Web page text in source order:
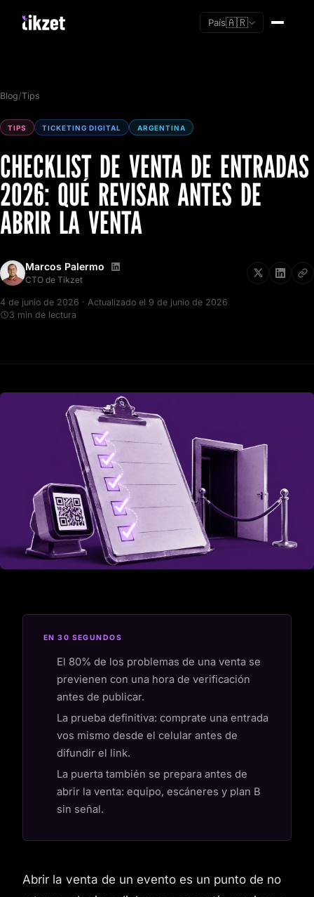
País🇦🇷
Soy nuevo
Ya tengo cuenta
Blog/Tips
TIPS TICKETING DIGITAL ARGENTINA
CHECKLIST DE VENTA DE ENTRADAS
2026: QUÉ REVISAR ANTES DE
ABRIR LA VENTA
Marcos Palermo
CTO de Tikzet
4 de junio de 2026 · Actualizado el 9 de junio de 2026
3 min de lectura
EN 30 SEGUNDOS
El 80% de los problemas de una venta se
previenen con una hora de verificación
antes de publicar.
La prueba definitiva: comprate una entrada
vos mismo desde el celular antes de
difundir el link.
La puerta también se prepara antes de
abrir la venta: equipo, escáneres y plan B
sin señal.
Abrir la venta de un evento es un punto de no